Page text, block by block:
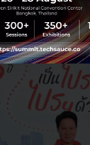
ครัฐ (ป.ป.ท.) อีก